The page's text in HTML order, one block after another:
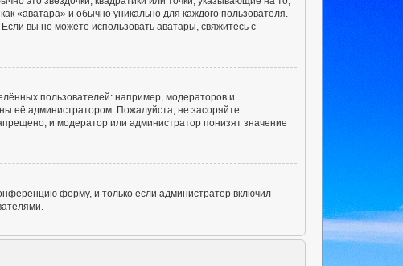
«аватара» и обычно уникально для каждого пользователя.
вы не можете использовать аватары, свяжитесь с
пользователей: например, модераторов и
её администратором. Пожалуйста, не засоряйте
и модератор или администратор понизят значение
форму, и только если администратор включил